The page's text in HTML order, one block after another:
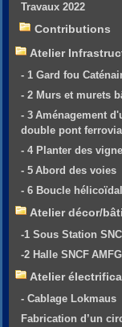
Travaux 2022
Contributions
Atelier
- 1 Gard fou
- 2 Murs et murets
- 3 Aménagement
double pont
- 4 Planter des
- 5 Abord des voies
- 6 Boucle
Atelier décor/bâti
-1 Sous Station
-2 Halle SNCF AMFG
Atelier
- Cablage Lokmaus
Fabrication d’un